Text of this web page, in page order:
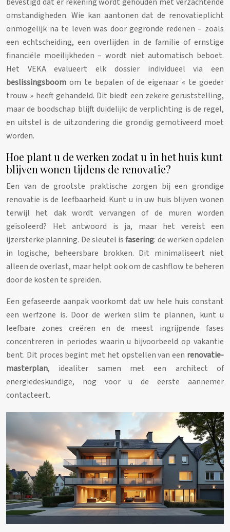
omstandigheden. Wie kan aantonen dat de renovatieplicht
onmogelijk na te leven was door gegronde redenen – zoals
een echtscheiding, een overlijden in de familie of ernstige
financiële moeilijkheden – wordt niet automatisch beboet.
Het VEKA evalueert elk dossier individueel via een
beslissingsboom om te bepalen of de eigenaar « te goeder
trouw » heeft gehandeld. Dit biedt een zekere geruststelling,
maar de boodschap blijft duidelijk: de verplichting is de regel,
en uitstel is de uitzondering die grondig gemotiveerd moet
worden.
Hoe plant u de werken zodat u in het huis kunt
blijven wonen tijdens de renovatie?
Een van de grootste praktische zorgen bij een grondige
renovatie is de leefbaarheid. Kunt u in uw huis blijven wonen
terwijl het dak wordt vervangen of de muren worden
geïsoleerd? Het antwoord is ja, maar het vereist een
ijzersterke planning. De sleutel isfasering: de werken opdelen
in logische, beheersbare brokken. Dit minimaliseert niet
alleen de overlast, maar helpt ook om de cashflow te beheren
door de kosten te spreiden.
Een gefaseerde aanpak voorkomt dat uw hele huis constant
een werfzone is. Door de werken slim te plannen, kunt u
leefbare zones creëren en de meest ingrijpende fases
concentreren in periodes waarin u bijvoorbeeld op vakantie
bent. Dit proces begint met het opstellen van een renovatie-
masterplan, idealiter samen met een architect of
energiedeskundige, nog voor u de eerste aannemer
contacteert.